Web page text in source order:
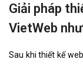
Giải pháp
VietWeb
Sau khi thiết kế